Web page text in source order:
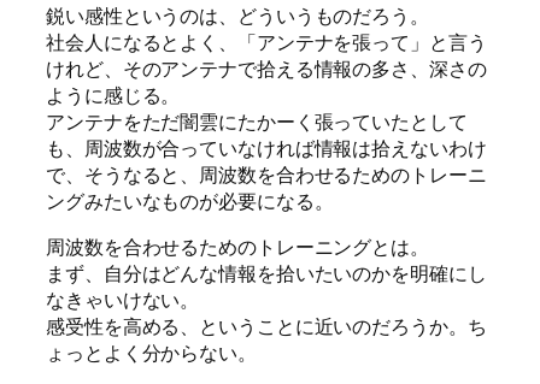
鋭い感性というのは、どういうものだろう。
社会人になるとよく、「アンテナを張って」と言う
けれど、そのアンテナで拾える情報の多さ、深さの
ように感じる。
アンテナをただ闇雲にたかーく張っていたとして
も、周波数が合っていなければ情報は拾えないわけ
で、そうなると、周波数を合わせるためのトレーニ
ングみたいなものが必要になる。
周波数を合わせるためのトレーニングとは。
まず、自分はどんな情報を拾いたいのかを明確にし
なきゃいけない。
感受性を高める、ということに近いのだろうか。ち
ょっとよく分からない。